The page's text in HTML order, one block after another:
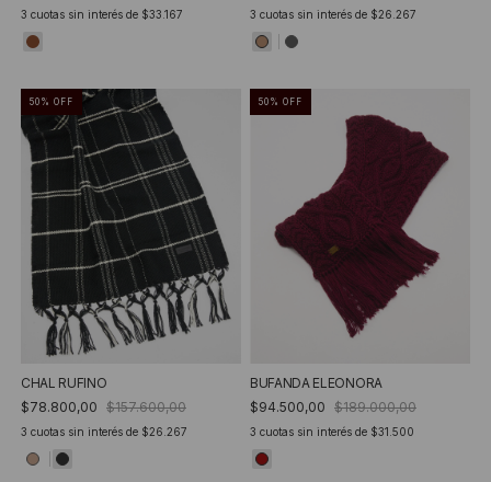
3 cuotas sin interés de $33.167 3 cuotas sin interés de $26.267
50 % OFF
CHAL RUFINO
$78.800,00 $157.600,00
3 cuotas sin interés de $26.267
50 % OFF
BUFANDA ELEONORA
$94.500,00 $189.000,00
3 cuotas sin interés de $31.500